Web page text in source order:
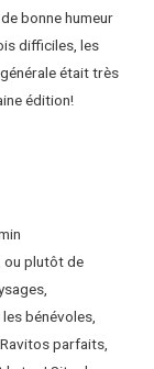
bonne humeur
difficiles, les
était très
édition!
ou plutôt de
bénévoles,
parfaits,